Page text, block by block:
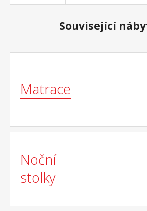
Související
Matrace
Noční
stolky